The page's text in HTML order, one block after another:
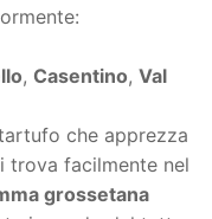
, Casentino, Val
che apprezza
trova facilmente nel
grossetana